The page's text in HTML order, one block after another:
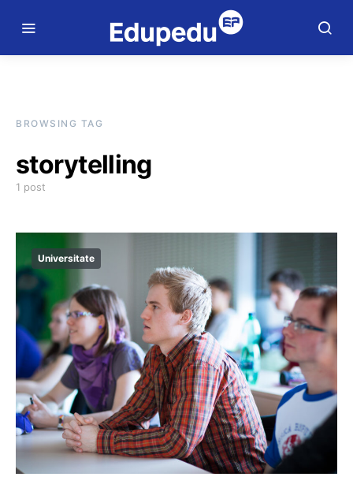
BROWSING TAG
storytelling
1 post
Universitate